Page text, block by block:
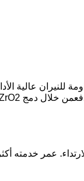
للنيران عالية
عمر خدمته